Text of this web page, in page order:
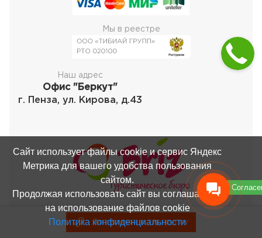
Записаться в тургруппу
Записаться в тургруппу
Мы в реестре
Наш адрес
Офис "Беркут"
г. Пенза, ул. Кирова, д.43
Сайт использует файлы cookie и сервис Яндекс
Метрика для вашего удобства пользования
сайтом.
Продолжая использовать сайт вы соглашаетесь
на использование файлов cookie
Политика конфиденциальности